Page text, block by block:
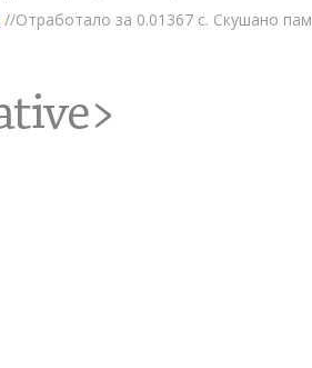
//Отработало за 0.01367 с. Скушано